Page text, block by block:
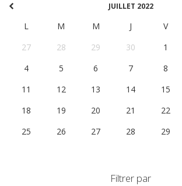
JUILLET 2022
L M M J V
27
28 29 30 1
4
5 6 7 8
11
12 13 14 15
18
19 20 21 22
25
26 27 28 29
Filtrer par